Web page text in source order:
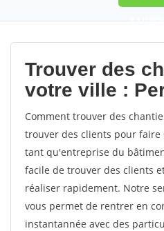
9,5
votes
Trouver des
votre ville :
Comment trouver des
trouver des clients pour faire
tant qu'entreprise du
facile de trouver des clients
réaliser rapidement. Notre
vous permet de rentrer en
instantannée avec des